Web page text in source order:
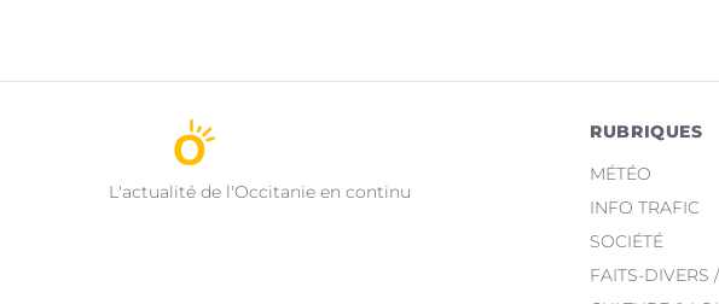
L'actualité de l'Occitanie en continu
RUBRIQUES
MÉTÉO
INFO TRAFIC
SOCIÉTÉ
FAITS-DIVERS